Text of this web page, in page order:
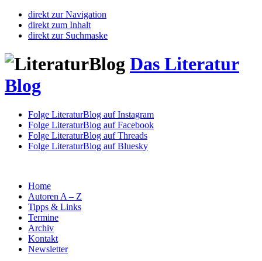
direkt zur Navigation
direkt zum Inhalt
direkt zur Suchmaske
Das Literatur
Blog
Folge LiteraturBlog auf Instagram
Folge LiteraturBlog auf Facebook
Folge LiteraturBlog auf Threads
Folge LiteraturBlog auf Bluesky
Home
Autoren A – Z
Tipps & Links
Termine
Archiv
Kontakt
Newsletter